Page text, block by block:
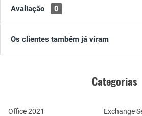
Avaliação 0
Os clientes também já viram
Categorias
Office 2021
Exchange